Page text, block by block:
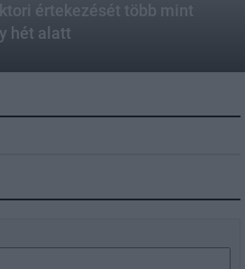
értekezését több mint
hét alatt